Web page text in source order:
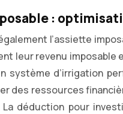
:
l’assiette
leur revenu imposable
système d’irrigation
des ressources
déduction pour